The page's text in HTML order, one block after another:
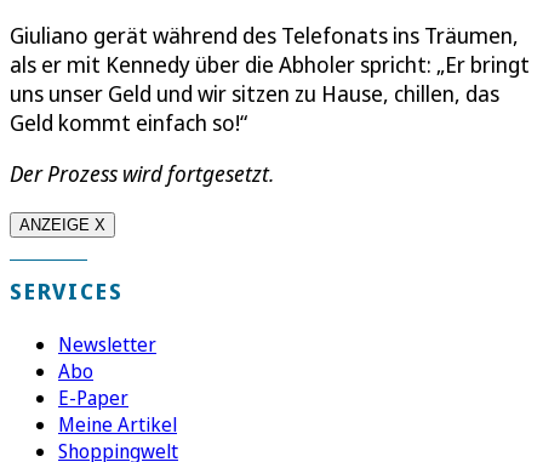
Giuliano gerät während des Telefonats ins Träumen,
als er mit Kennedy über die Abholer spricht: „Er bringt
uns unser Geld und wir sitzen zu Hause, chillen, das
Geld kommt einfach so!“
Der Prozess wird fortgesetzt.
ANZEIGE X
SERVICES
Newsletter
Abo
E-Paper
Meine Artikel
Shoppingwelt